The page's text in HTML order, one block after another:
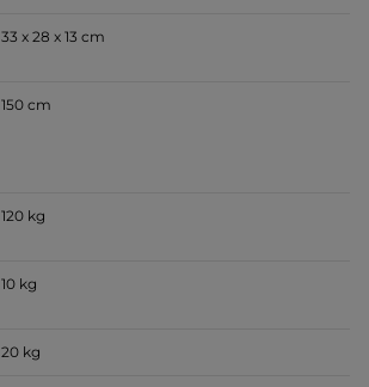
33 x 28 x 13 cm
150 cm
120 kg
10 kg
20 kg